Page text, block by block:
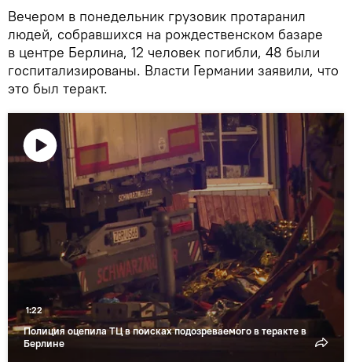
Вечером в понедельник грузовик протаранил
людей, собравшихся на рождественском базаре
в центре Берлина, 12 человек погибли, 48 были
госпитализированы. Власти Германии заявили, что
это был теракт.
Воспроизвести
Полиция оцепила ТЦ в поисках подозреваемого в теракте в
Берлине
1:22